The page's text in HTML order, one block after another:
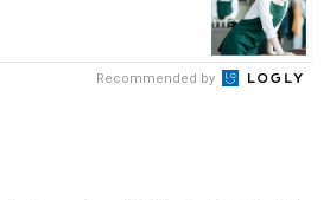
Recommended by